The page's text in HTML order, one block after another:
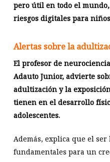
pero útil en todo el
riesgos digitales para
Alertas sobre la
El profesor de
Adauto Junior, advierte
adultización y la
tienen en el desarrollo
adolescentes.
Además, explica que el
fundamentales para un